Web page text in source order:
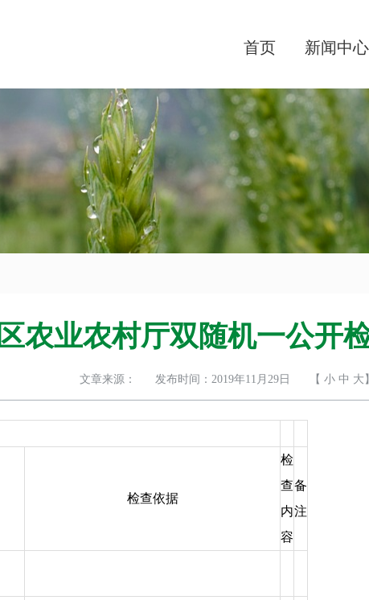
首页 新闻中心
区农业农村厅双随机一公开
文章来源： 发布时间：2019年11月29日 【 小 中 大
检查依据
检
查
内
容
备
注